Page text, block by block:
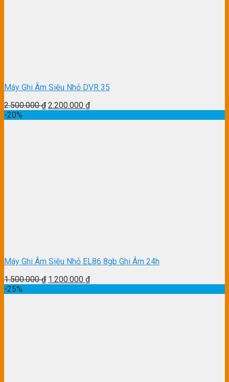
Máy Ghi Âm Siêu Nhỏ DVR 35
2.500.000₫ 2.200.000 ₫
-20%
Máy Ghi Âm Siêu Nhỏ EL86 8gb Ghi Âm 24h
1.500.000₫ 1.200.000 ₫
-25%